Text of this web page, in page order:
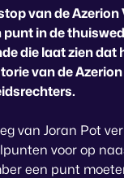
van de
in de
die laat zien dat
van de
van Joran Pot
voor op
een punt